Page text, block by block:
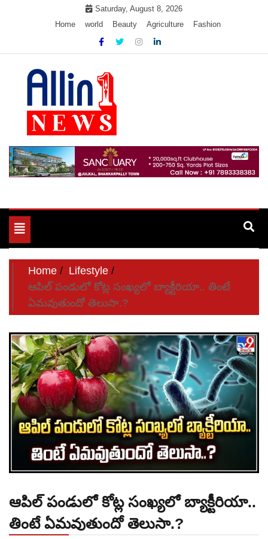
Saturday, August 8, 2026
Home
world Beauty Agriculture Fashion
Allin1news
Toggle
navigation
Home
Lifestyle
ఆపిల్ పండులో కోట్ల సంఖ్యలో బ్యాక్టీరియా.. తింటే
ఏమవుతుందో తెలుసా.?
ఆపిల్ పండులో కోట్ల సంఖ్యలో బ్యాక్టీరియా..
తింటే ఏమవుతుందో తెలుసా.?